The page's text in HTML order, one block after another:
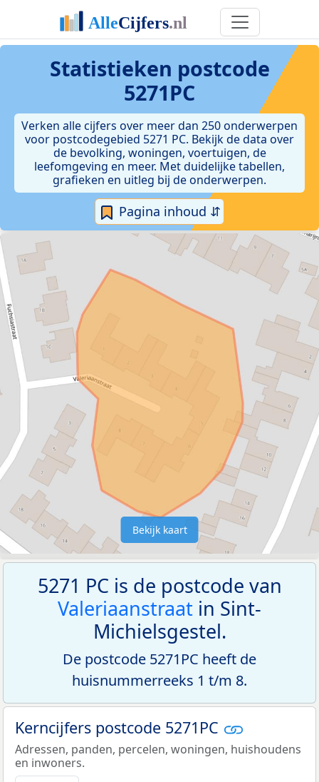
Statistieken postcode
5271PC
Verken alle cijfers over meer dan 250 onderwerpen
voor postcodegebied 5271 PC. Bekijk de data over
de bevolking, woningen, voertuigen, de
leefomgeving en meer. Met duidelijke tabellen,
grafieken en uitleg bij de onderwerpen.
Pagina inhoud ⇵
Bekijk kaart
5271 PC is de postcode van
Valeriaanstraat in Sint-
Michielsgestel.
De postcode 5271PC heeft de
huisnummerreeks 1 t/m 8.
Kerncijfers postcode 5271PC
Adressen, panden, percelen, woningen, huishoudens
en inwoners.